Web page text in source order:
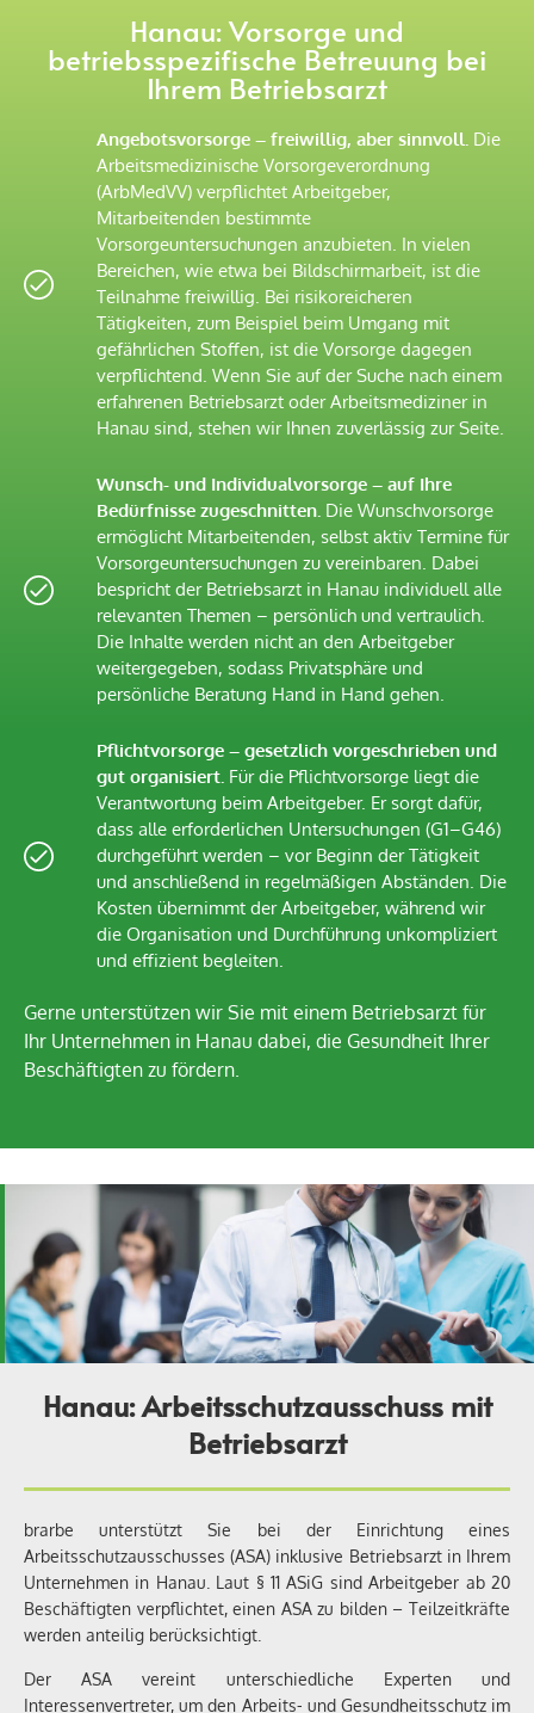
Hanau: Vorsorge und
betriebsspezifische Betreuung bei
Ihrem Betriebsarzt
Angebotsvorsorge – freiwillig, aber sinnvoll. Die
Arbeitsmedizinische Vorsorgeverordnung
(ArbMedVV) verpflichtet Arbeitgeber,
Mitarbeitenden bestimmte
Vorsorgeuntersuchungen anzubieten. In vielen
Bereichen, wie etwa bei Bildschirmarbeit, ist die
Teilnahme freiwillig. Bei risikoreicheren
Tätigkeiten, zum Beispiel beim Umgang mit
gefährlichen Stoffen, ist die Vorsorge dagegen
verpflichtend. Wenn Sie auf der Suche nach einem
erfahrenen Betriebsarzt oder Arbeitsmediziner in
Hanau sind, stehen wir Ihnen zuverlässig zur Seite.
Wunsch- und Individualvorsorge – auf Ihre
Bedürfnisse zugeschnitten. Die Wunschvorsorge
ermöglicht Mitarbeitenden, selbst aktiv Termine für
Vorsorgeuntersuchungen zu vereinbaren. Dabei
bespricht der Betriebsarzt in Hanau individuell alle
relevanten Themen – persönlich und vertraulich.
Die Inhalte werden nicht an den Arbeitgeber
weitergegeben, sodass Privatsphäre und
persönliche Beratung Hand in Hand gehen.
Pflichtvorsorge – gesetzlich vorgeschrieben und
gut organisiert. Für die Pflichtvorsorge liegt die
Verantwortung beim Arbeitgeber. Er sorgt dafür,
dass alle erforderlichen Untersuchungen (G1–G46)
durchgeführt werden – vor Beginn der Tätigkeit
und anschließend in regelmäßigen Abständen. Die
Kosten übernimmt der Arbeitgeber, während wir
die Organisation und Durchführung unkompliziert
und effizient begleiten.
Gerne unterstützen wir Sie mit einem Betriebsarzt für
Ihr Unternehmen in Hanau dabei, die Gesundheit Ihrer
Beschäftigten zu fördern.
Hanau: Arbeitsschutzausschuss mit
Betriebsarzt
brarbe unterstützt Sie bei der Einrichtung eines
Arbeitsschutzausschusses (ASA) inklusive Betriebsarzt in Ihrem
Unternehmen in Hanau. Laut § 11 ASiG sind Arbeitgeber ab 20
Beschäftigten verpflichtet, einen ASA zu bilden – Teilzeitkräfte
werden anteilig berücksichtigt.
Der ASA vereint unterschiedliche Experten und
Interessenvertreter, um den Arbeits- und Gesundheitsschutz im